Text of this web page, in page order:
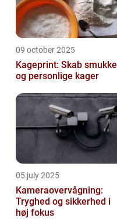
09 october 2025
Kageprint: Skab smukke
og personlige kager
05 july 2025
Kameraovervågning:
Tryghed og sikkerhed i
høj fokus